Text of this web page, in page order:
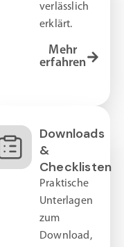
verlässlich
erklärt.
Mehr
erfahren
Downloads
&
Checklisten
Praktische
Unterlagen
zum
Download,